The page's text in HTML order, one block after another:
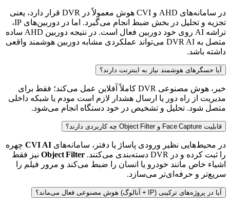
در سامانه‌های AHD و CVI هوش معمولاً در DVR قرار دارد، یعنی
تجزیه و تحلیل در بخش ضبط انجام می‌گیرد. اما در دوربین‌های IP،
تراشه AI روی خود دوربین فعال است. در نتیجه دوربین AHD ساده
متصل به DVR AI می‌تواند عملکردی مشابه دوربین هوشمند واقعی
داشته باشد.
آیا حسگرهای هوشمند نیاز به اینترنت دارند؟
خیر، هوش مصنوعی DVR کاملاً آفلاین عمل می‌کند؛ فقط برای
مدیریت از راه دور یا ارسال هشدار لازم است مودم یا شبکه داخلی
متصل شود. تحلیل و تشخیص در خود دستگاه انجام می‌شود.
قابلیت Face Capture و Object Filter چه کاربردی دارند؟
در محیط‌هایی نظیر ورودی پاساژ یا دفتر، سامانه‌های CVI AI چهره
را ثبت کرده و در DVR دسته‌بندی می‌کنند.
Object Filter نیز فقط
اشیاء خاص مانند خودرو یا انسان را ضبط می‌کند و مرور فیلم را
سریع‌تر و حرفه‌ای‌تر می‌سازد.
آیا در پروژه‌های ترکیبی (IP + آنالوگ) هوش مصنوعی فعال می‌ماند؟